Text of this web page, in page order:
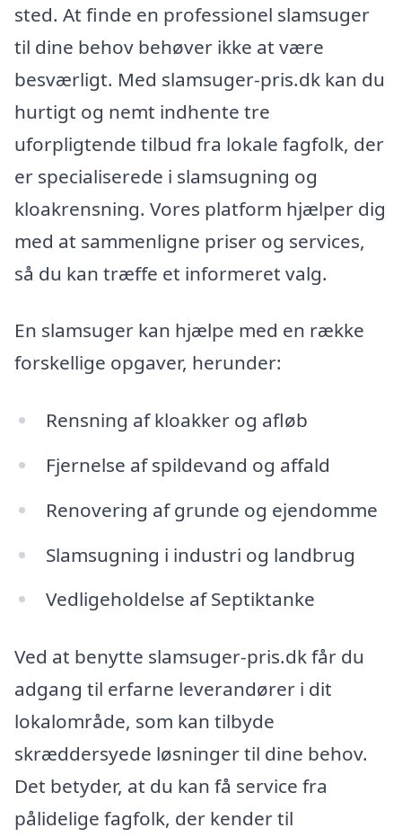
sted. At finde en professionel slamsuger
til dine behov behøver ikke at være
besværligt. Med slamsuger-pris.dk kan du
hurtigt og nemt indhente tre
uforpligtende tilbud fra lokale fagfolk, der
er specialiserede i slamsugning og
kloakrensning. Vores platform hjælper dig
med at sammenligne priser og services,
så du kan træffe et informeret valg.
En slamsuger kan hjælpe med en række
forskellige opgaver, herunder:
Rensning af kloakker og afløb
Fjernelse af spildevand og affald
Renovering af grunde og ejendomme
Slamsugning i industri og landbrug
Vedligeholdelse af Septiktanke
Ved at benytte slamsuger-pris.dk får du
adgang til erfarne leverandører i dit
lokalområde, som kan tilbyde
skræddersyede løsninger til dine behov.
Det betyder, at du kan få service fra
pålidelige fagfolk, der kender til